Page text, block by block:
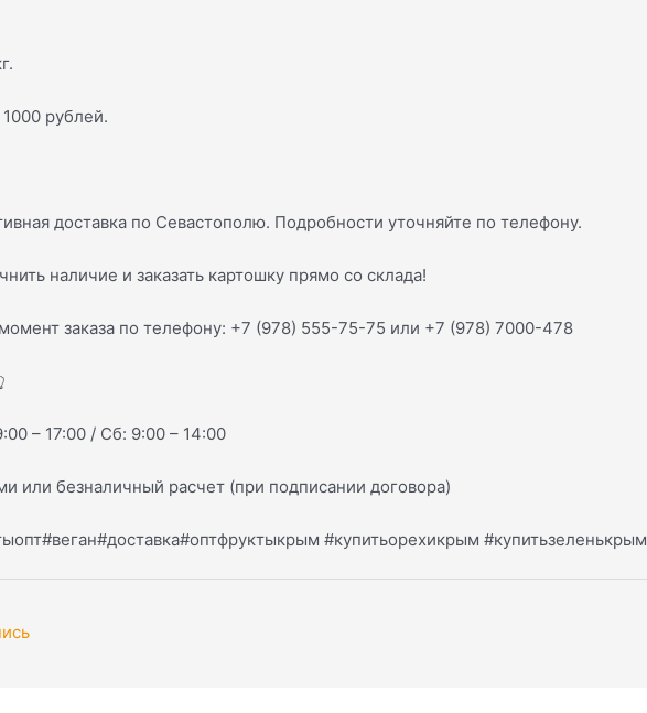
рублей.
доставка по Севастополю. Подробности уточняйте по телефону.
наличие и заказать картошку прямо со склада!
заказа по телефону: +7 (978) 555-75-75 или +7 (978) 7000-478
– 17:00 / Сб: 9:00 – 14:00
или безналичный расчет (при подписании договора)
#купитьорехикрым